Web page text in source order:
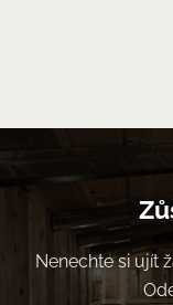
Nenechte si ujít